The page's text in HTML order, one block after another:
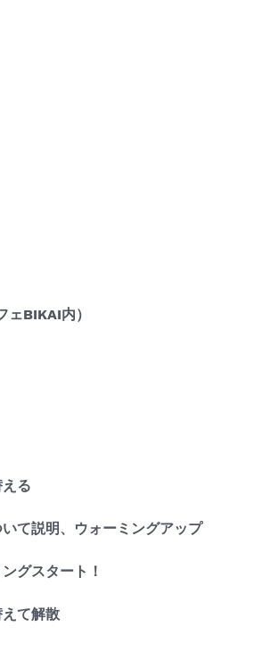
ェBIKAI内）
る
て説明、ウォーミングアップ
グスタート！
て解散